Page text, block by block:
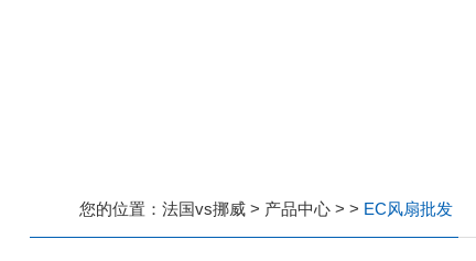
您的位置： 法国vs挪威> 产品中心> > EC风扇批发